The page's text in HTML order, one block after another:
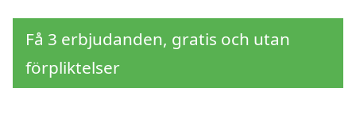
Få 3 erbjudanden, gratis och utan
förpliktelser